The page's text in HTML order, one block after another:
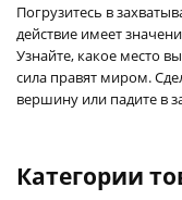
Погрузитесь в
действие имеет
Узнайте, какое место
сила правят миром.
вершину или падите в
Категории